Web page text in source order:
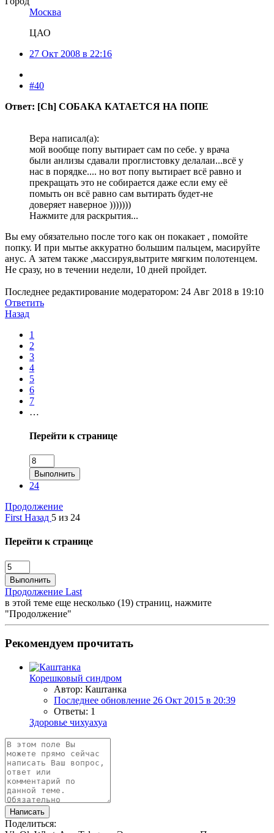
Москва
ЦАО
27 Окт 2008 в 22:16
#40
Ответ: [Ch] СОБАКА КАТАЕТСЯ НА ПОПЕ
Bepa написал(а):
мой вообще попу вытирает сам по себе. у врача
были анлизы сдавали проглистовку делалаи...всё у
нас в порядке.... но вот попу вытирает всё равно и
прекращать это не собирается даже если ему её
помыть он всё равно сам вытирать будет-не
доверяет наверное )))))))
Нажмите для раскрытия...
Вы ему обязательно после того как он покакает , помойте
попку. И при мытье аккуратно большим пальцем, масируйте
анус. А затем также ,массируя,вытрите мягким полотенцем.
Не сразу, но в течении недели, 10 дней пройдет.
Последнее редактирование модератором: 24 Авг 2018 в 19:10
Ответить
Назад
1
2
3
4
5
6
7
…
Перейти к странице
Выполнить
24
Продолжение
First Назад 5 из 24
Перейти к странице
Выполнить
Продолжение Last
в этой теме еще несколько (19) страниц, нажмите
"Продолжение"
Рекомендуем прочитать
Корешковый синдром
Автор: Каштанка
Последнее обновление 26 Окт 2015 в 20:39
Ответы: 1
Здоровье чихуахуа
Написать
Поделиться: